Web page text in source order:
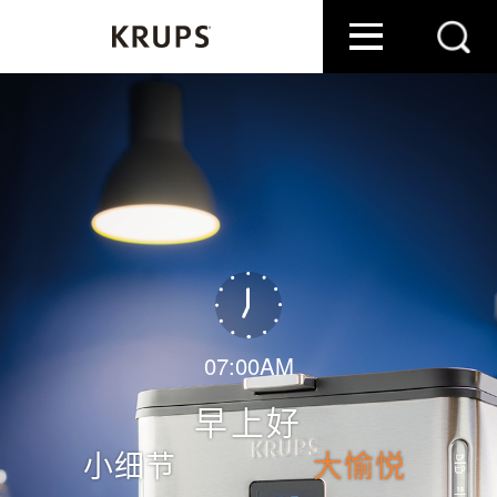
07:00AM
早上好
小细节 大愉悦